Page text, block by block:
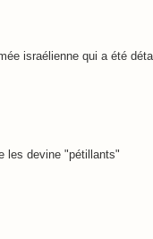
israélienne qui a été
les devine "pétillants"